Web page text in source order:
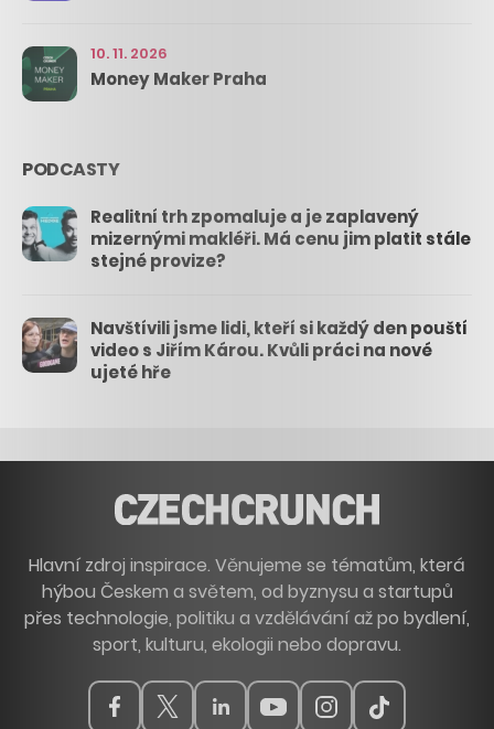
10. 11. 2026
Money Maker Praha
PODCASTY
Realitní trh zpomaluje a je zaplavený
mizernými makléři. Má cenu jim platit stále
stejné provize?
Navštívili jsme lidi, kteří si každý den pouští
video s Jiřím Károu. Kvůli práci na nové
ujeté hře
Hlavní zdroj inspirace. Věnujeme se tématům, která
hýbou Českem a světem, od byznysu a startupů
přes technologie, politiku a vzdělávání až po bydlení,
sport, kulturu, ekologii nebo dopravu.